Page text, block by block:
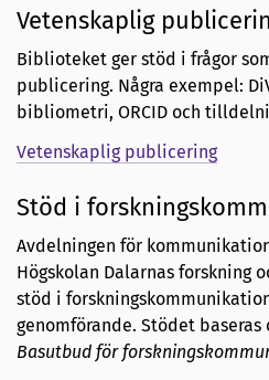
Vetenskaplig
Biblioteket ger stöd i frågor
publicering. Några exempel:
bibliometri, ORCID och
Vetenskaplig publicering
Stöd i
Avdelningen för
Högskolan Dalarnas forskning
stöd i
genomförande. Stödet
Basutbud för